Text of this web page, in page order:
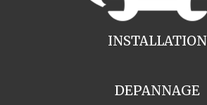
INSTALLATION
DEPANNAGE